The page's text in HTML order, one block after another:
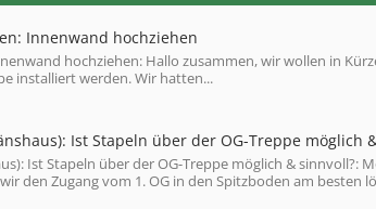
Innenwand hochziehen
hochziehen: Hallo zusammen, wir wollen in
installiert werden. Wir hatten...
Ist Stapeln über der OG-Treppe möglich
Ist Stapeln über der OG-Treppe möglich & sinnvoll?:
den Zugang vom 1. OG in den Spitzboden am besten